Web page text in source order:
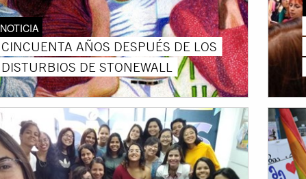
NOTICIA
CINCUENTA AÑOS DESPUÉS DE LOS
DISTURBIOS DE STONEWALL